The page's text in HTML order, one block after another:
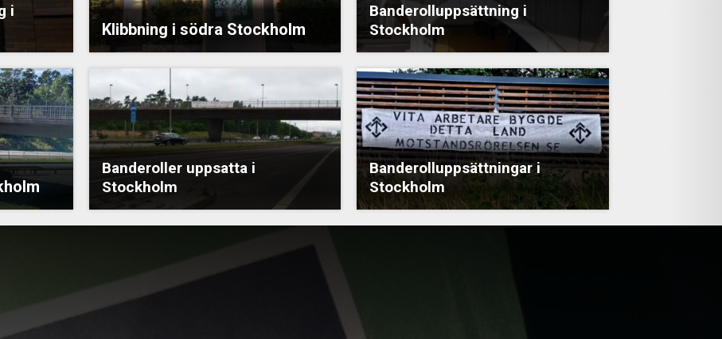
i
Klibbning i södra Stockholm
Banderolluppsättning i
Stockholm
Banderoller uppsatta i
Stockholm
Banderolluppsättningar i
Stockholm